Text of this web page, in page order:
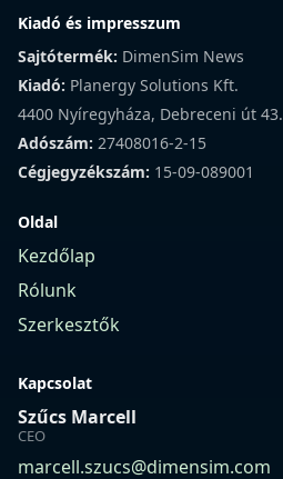
Kiadó és impresszum
Sajtótermék: DimenSim News
Kiadó: Planergy Solutions Kft.
4400 Nyíregyháza, Debreceni út 43.
Adószám: 27408016-2-15
Cégjegyzékszám: 15-09-089001
Oldal
Kezdőlap
Rólunk
Szerkesztők
Kapcsolat
Szűcs Marcell
CEO
marcell.szucs@dimensim.com